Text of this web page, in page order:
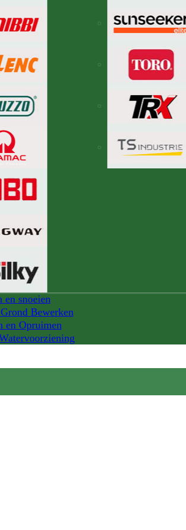
en snoeien
Bewerken
en Opruimen